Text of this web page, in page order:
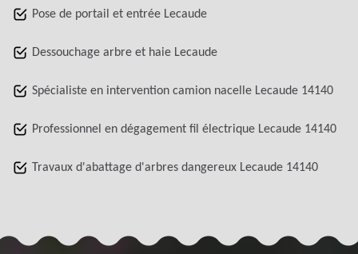
Pose de portail et entrée Lecaude
Dessouchage arbre et haie Lecaude
Spécialiste en intervention camion nacelle Lecaude 14140
Professionnel en dégagement fil électrique Lecaude 14140
Travaux d'abattage d'arbres dangereux Lecaude 14140